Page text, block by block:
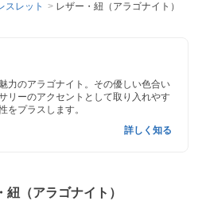
スレット レザー・紐（アラゴナイト）
力のアラゴナイト。その優しい色合い
リーのアクセントとして取り入れやす
をプラスします。
詳しく知る
（アラゴナイト）